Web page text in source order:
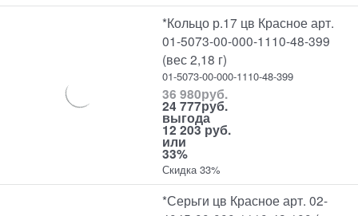
*Кольцо р.17 цв Красное арт.
01-5073-00-000-1110-48-399
(вес 2,18 г)
01-5073-00-000-1110-48-399
36 980руб.
24 777руб.
выгода
12 203 руб.
или
33%
Скидка 33%
*Серьги цв Красное арт. 02-